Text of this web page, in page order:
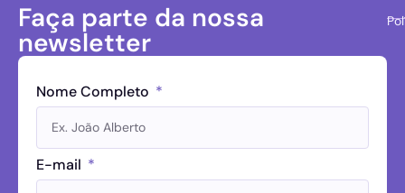
Faça parte da nossa
newsletter
Nome Completo
E-mail